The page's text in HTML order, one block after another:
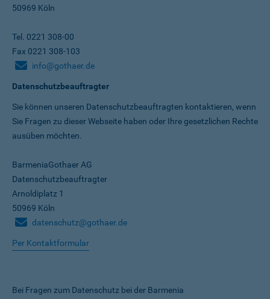
50969 Köln
Tel. 0221 308-00
Fax 0221 308-103
info@gothaer.de
Datenschutzbeauftragter
Sie können unseren Datenschutz­beauftragten kontaktieren, wenn
Sie Fragen zu dieser Webseite haben oder Ihre gesetzlichen Rechte
ausüben möchten.
BarmeniaGothaer AG
Datenschutzbeauftragter
Arnoldiplatz 1
50969 Köln
datenschutz@gothaer.de
Per Kontaktformular
Bei Fragen zum Datenschutz bei der Barmenia